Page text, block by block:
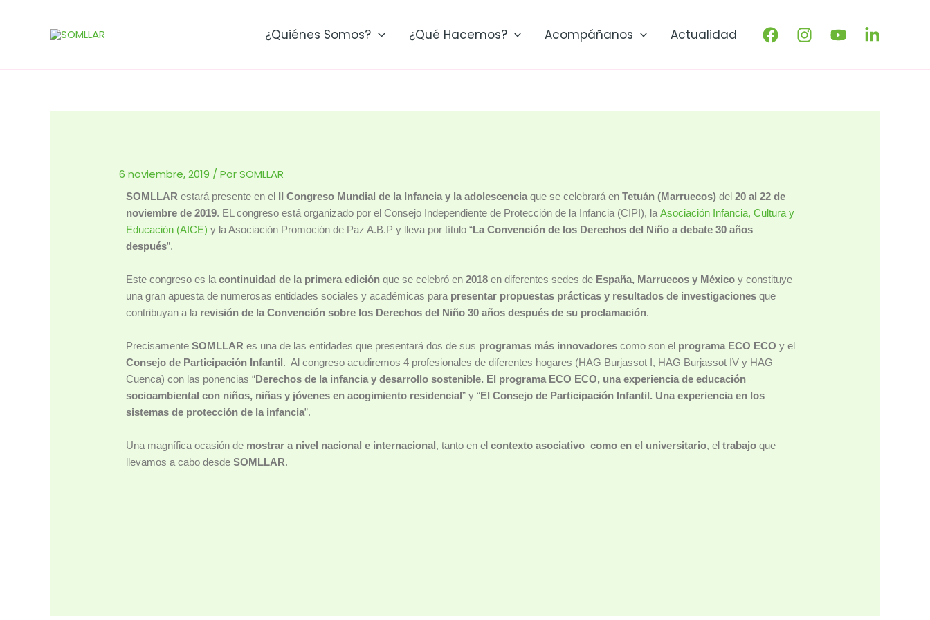
contenido
¿Quiénes Somos? ¿Qué Hacemos? Acompáñanos Actualidad
6 noviembre, 2019 / PorSOMLLAR
SOMLLAR estará presente en el II Congreso Mundial de la Infancia y la adolescencia que se celebrará enTetuán (Marruecos) del20 al 22 de
noviembre de 2019. EL congreso está organizado por el Consejo Independiente de Protección de la Infancia (CIPI), laAsociación Infancia, Cultura y
Educación (AICE) y la Asociación Promoción de Paz A.B.P y lleva por título “La Convención de los Derechos del Niño a debate 30 años
después”.
Este congreso es lacontinuidad de la primera edición que se celebró en2018 en diferentes sedes de España, Marruecos y Méxicoy constituye
una gran apuesta de numerosas entidades sociales y académicas para presentar propuestas prácticas y resultados de investigaciones que
contribuyan a la revisión de la Convención sobre los Derechos del Niño 30 años después de su proclamación.
PrecisamenteSOMLLAR es una de las entidades que presentará dos de sus programas más innovadorescomo son el programa ECO ECO y el
Consejo de Participación Infantil. Al congreso acudiremos 4 profesionales de diferentes hogares (HAG Burjassot I, HAG Burjassot IV y HAG
Cuenca) con las ponencias “Derechos de la infancia y desarrollo sostenible. El programa ECO ECO, una experiencia de educación
socioambiental con niños, niñas y jóvenes en acogimiento residencial” y “El Consejo de Participación Infantil. Una experiencia en los
sistemas de protección de la infancia”.
Una magnífica ocasión de mostrar a nivel nacional e internacional, tanto en elcontexto asociativo como en el universitario, eltrabajo que
llevamos a cabo desdeSOMLLAR.